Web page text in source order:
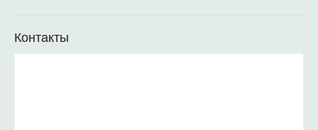
Контакты